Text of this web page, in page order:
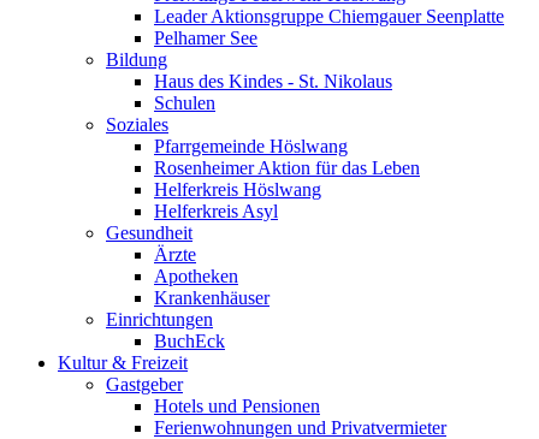
Leader Aktionsgruppe Chiemgauer Seenplatte
Pelhamer See
Bildung
Haus des Kindes - St. Nikolaus
Schulen
Soziales
Pfarrgemeinde Höslwang
Rosenheimer Aktion für das Leben
Helferkreis Höslwang
Helferkreis Asyl
Gesundheit
Ärzte
Apotheken
Krankenhäuser
Einrichtungen
BuchEck
Kultur & Freizeit
Gastgeber
Hotels und Pensionen
Ferienwohnungen und Privatvermieter